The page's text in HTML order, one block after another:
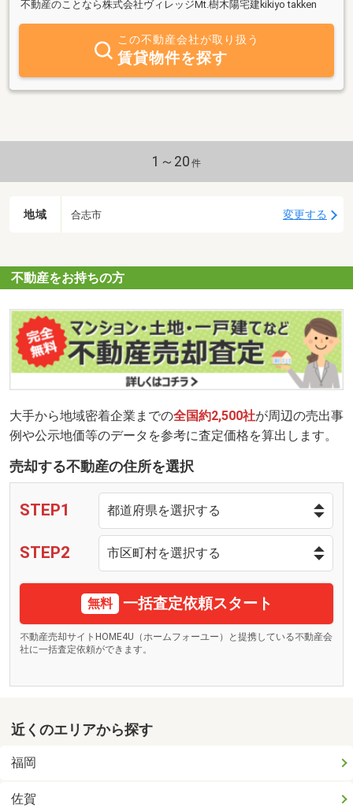
不動産のことなら株式会社ヴィレッジMt.樹木陽宅建kikiyo takken
この不動産会社が取り扱う
賃貸物件を探す
1～20 件
地域 合志市 変更する
不動産をお持ちの方
大手から地域密着企業までの全国約2,500社が周辺の売出事
例や公示地価等のデータを参考に査定価格を算出します。
売却する不動産の住所を選択
STEP1
STEP2
無料 一括査定依頼スタート
不動産売却サイトHOME4U（ホームフォーユー）と提携している不動産会
社に一括査定依頼ができます。
近くのエリアから探す
福岡
佐賀